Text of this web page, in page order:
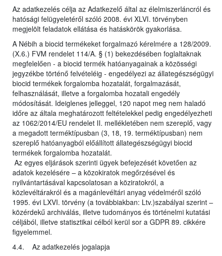
Az adatkezelés célja az Adatkezelő által az élelmiszerláncról és
hatósági felügyeletéről szóló 2008. évi XLVI. törvényben
megjelölt feladatok ellátása és hatáskörök gyakorlása.
A Nébih a biocid termékeket forgalmazó kérelmére a 128/2009.
(X.6.) FVM rendelet 114/A. § (1) bekezdésében foglaltaknak
megfelelően - a biocid termék hatóanyagainak a közösségi
jegyzékbe történő felvételéig - engedélyezi az állategészségügyi
biocid termékek forgalomba hozatalát, forgalmazását,
felhasználását, illetve a forgalomba hozatali engedély
módosítását. Ideiglenes jelleggel, 120 napot meg nem haladó
időre az általa meghatározott feltételekkel pedig engedélyezheti
az 1062/2014/EU rendelet II. mellékletében nem szereplő, vagy
a megadott terméktípusban (3, 18, 19. terméktípusban) nem
szereplő hatóanyagból előállított állategészségügyi biocid
termékek forgalomba hozatalát.
Az egyes eljárások szerinti ügyek befejezését követően az
adatok kezelésére – a közokiratok megőrzésével és
nyilvántartásával kapcsolatosan a köziratokról, a
közlevéltárakról és a magánlevéltári anyag védelméről szóló
1995. évi LXVI. törvény (a továbbiakban: Ltv.)szabályai szerint –
közérdekű archiválás, illetve tudományos és történelmi kutatási
céljából, illetve statisztikai célból kerül sor a GDPR 89. cikkére
figyelemmel.
4.4. Az adatkezelés jogalapja